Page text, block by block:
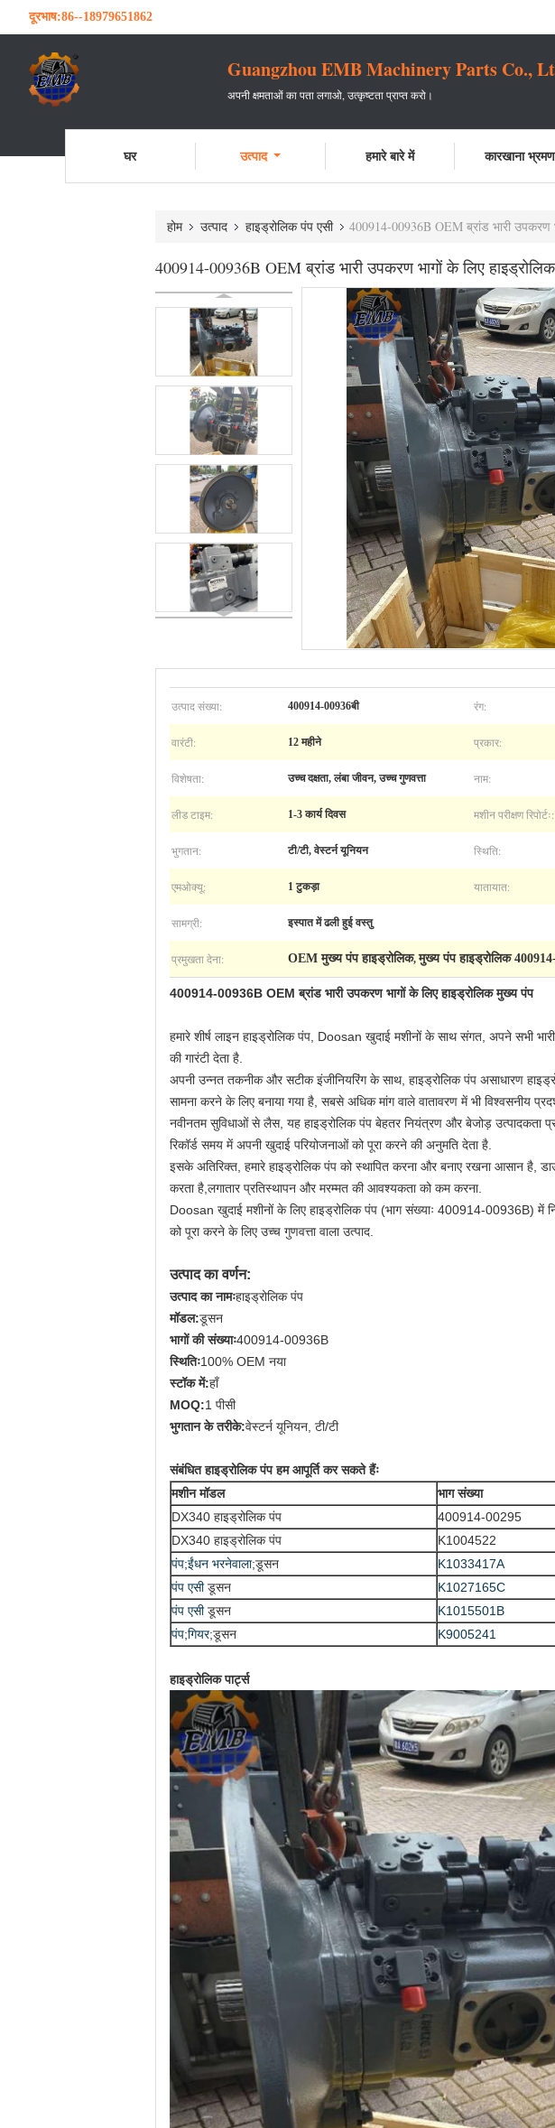
दूरभाष:86--18979651862
Guangzhou EMB Machinery Parts Co.,
अपनी क्षमताओं का पता लगाओ, उत्कृष्टता प्राप्त करो।
घर उत्पाद हमारे बारे में कारखाना भ्रमण
होम उत्पाद हाइड्रोलिक पंप एसी 400914-00936B OEM ब्रांड भारी उपकरण
400914-00936B OEM ब्रांड भारी उपकरण भागों के लिए
उत्पाद संख्या: 400914-00936बी रंग:
वारंटी: 12 महीने प्रकार:
विशेषता: उच्च दक्षता, लंबा जीवन, उच्च गुणवत्ता नाम:
लीड टाइम: 1-3 कार्य दिवस मशीन परीक्षण रिपोर्टः:
भुगतान: टी/टी, वेस्टर्न यूनियन स्थिति:
एमओक्यू: 1 टुकड़ा यातायात:
सामग्री: इस्पात में ढली हुई वस्तु
प्रमुखता देना: OEM मुख्य पंप हाइड्रोलिक,मुख्य पंप हाइड्रोलिक
400914-00936B OEM ब्रांड भारी उपकरण भागों के लिए हाइड्रोलिक मुख्य पंप
हमारे शीर्ष लाइन हाइड्रोलिक पंप, Doosan खुदाई मशीनों के साथ संगत, अपने सभी
की गारंटी देता है.
अपनी उन्नत तकनीक और सटीक इंजीनियरिंग के साथ, हाइड्रोलिक पंप असाधारण
सामना करने के लिए बनाया गया है, सबसे अधिक मांग वाले वातावरण में भी विश्वसनीय
नवीनतम सुविधाओं से लैस, यह हाइड्रोलिक पंप बेहतर नियंत्रण और बेजोड़ उत्पादकता
रिकॉर्ड समय में अपनी खुदाई परियोजनाओं को पूरा करने की अनुमति देता है.
इसके अतिरिक्त, हमारे हाइड्रोलिक पंप को स्थापित करना और बनाए रखना आसान है,
करता है,लगातार प्रतिस्थापन और मरम्मत की आवश्यकता को कम करना.
Doosan खुदाई मशीनों के लिए हाइड्रोलिक पंप (भाग संख्याः 400914-00936B)
को पूरा करने के लिए उच्च गुणवत्ता वाला उत्पाद.
उत्पाद का वर्णन:
उत्पाद का नामःहाइड्रोलिक पंप
मॉडल:डूसन
भागों की संख्याः400914-00936B
स्थितिः100% OEM नया
स्टॉक में:हाँ
MOQ:1 पीसी
भुगतान के तरीके:वेस्टर्न यूनियन, टी/टी
संबंधित हाइड्रोलिक पंप हम आपूर्ति कर सकते हैंः
मशीन मॉडल
भाग संख्या
DX340 हाइड्रोलिक पंप
400914-00295
DX340 हाइड्रोलिक पंप
K1004522
पंप;ईंधन भरनेवाला;डूसन
K1033417A
पंप एसी डूसन
K1027165C
पंप एसी डूसन
K1015501B
पंप;गियर;डूसन K9005241
हाइड्रोलिक पार्ट्स